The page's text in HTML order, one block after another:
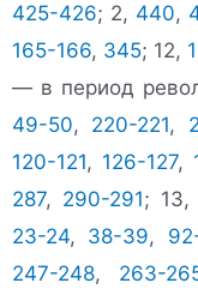
425-426; 2, 440,
165-166, 345; 12,
— в период
49-50, 220-221,
120-121, 126-127,
287, 290-291;
23-24, 38-39,
247-248, 263-